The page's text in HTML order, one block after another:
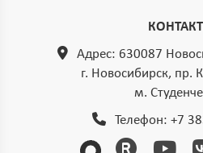
Адрес: 630087
г. Новосибирск, пр.
м.
Телефон: +7